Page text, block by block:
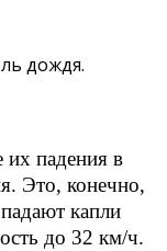
падения в
Это, конечно,
капли
до 32 км/ч.